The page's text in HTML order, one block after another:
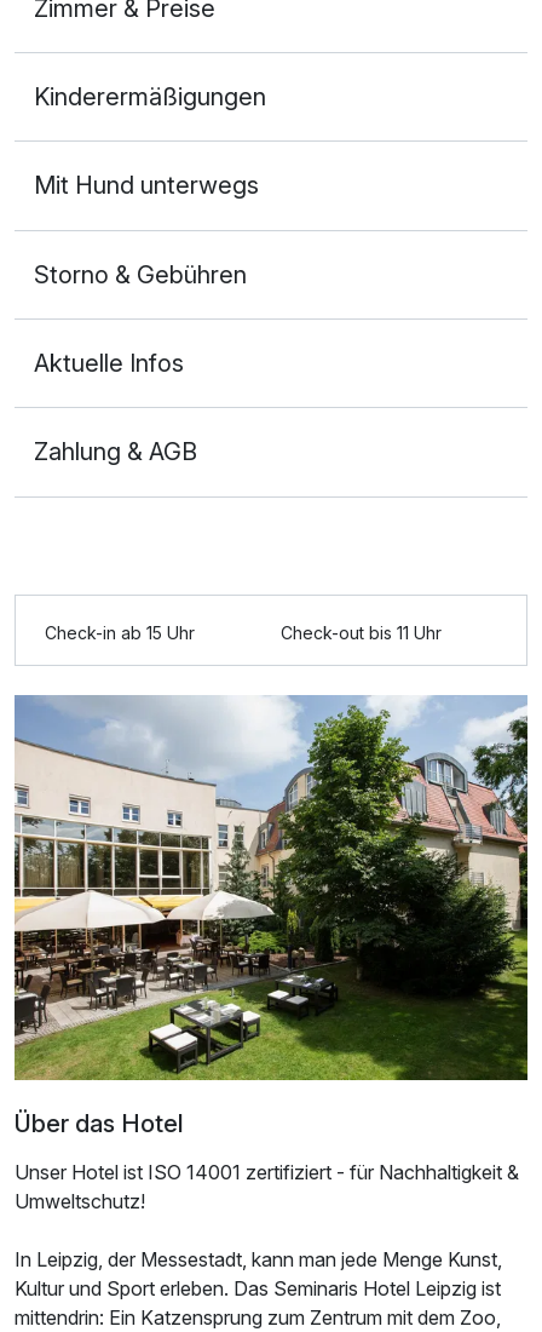
Zimmer & Preise
2 Erwachsene und 1 Kind
Für 5 Tage p.P. ab202,00 €
Doppelzimmer Standard Plus
2 Erwachsene
Ausstattung
Für 5 Tage p.P. ab222,00 €
Kinderermäßigungen
Mit Hund unterwegs
Storno & Gebühren
Aktuelle Infos
Zahlung & AGB
Check-in ab 15 Uhr Check-out bis 11 Uhr
Über das Hotel
Unser Hotel ist ISO 14001 zertifiziert - für Nachhaltigkeit &
Umweltschutz!
In Leipzig, der Messestadt, kann man jede Menge Kunst,
Kultur und Sport erleben. Das Seminaris Hotel Leipzig ist
mittendrin: Ein Katzensprung zum Zentrum mit dem Zoo,